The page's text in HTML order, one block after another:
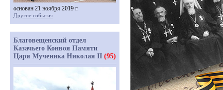
основан 21 ноября 2019 г.
Другие события
Благовещенский отдел
Казачьего Конвоя Памяти
Царя Мученика Николая II (95)